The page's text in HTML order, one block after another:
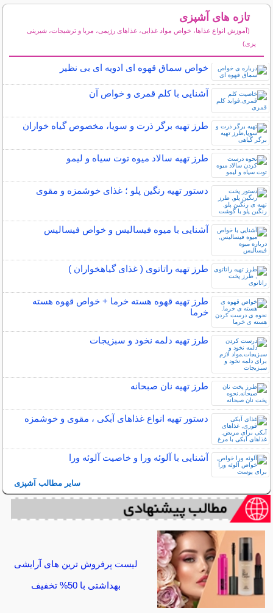
تازه های آشپزی
(آموزش انواع غذاها، خواص مواد غذایی، غذاهای رژیمی، مربا و ترشیجات، شیرینی
پزی)
خواص سماق قهوه ای ادویه ای بی نظیر
آشنایی با کلم قمری و خواص آن
طرز تهیه برگر ذرت و سویا، مخصوص گیاه خواران
طرز تهیه سالاد میوه توت سیاه و لیمو
دستور تهیه رنگین پلو ؛ غذای خوشمزه و مقوی
آشنایی با میوه فیسالیس و خواص فیسالیس
طرز تهیه راتاتوی ( غذای گیاهخواران )
طرز تهیه قهوه هسته خرما + خواص قهوه هسته
خرما
طرز تهیه دلمه نخود و سبزیجات
طرز تهیه نان صبحانه
دستور تهیه انواع غذاهای آبکی ، مقوی و خوشمزه
آشنایی با آلوئه ورا و خاصیت آلوئه ورا
سایر مطالب آشپزی
لیست پرفروش ترین های آرایشی
بهداشتی با 50% تخفیف